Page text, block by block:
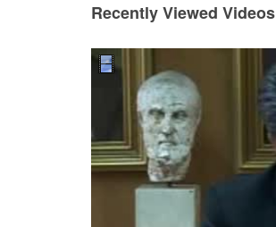
Recently Viewed Videos